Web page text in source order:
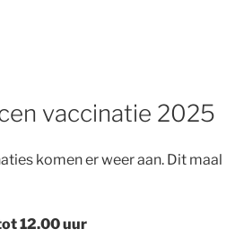
vaccinatie 2025
komen er weer aan. Dit maal
12.00 uur